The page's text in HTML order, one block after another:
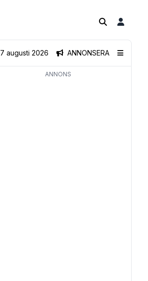
ANNONSERA
7 augusti 2026
ANNONS